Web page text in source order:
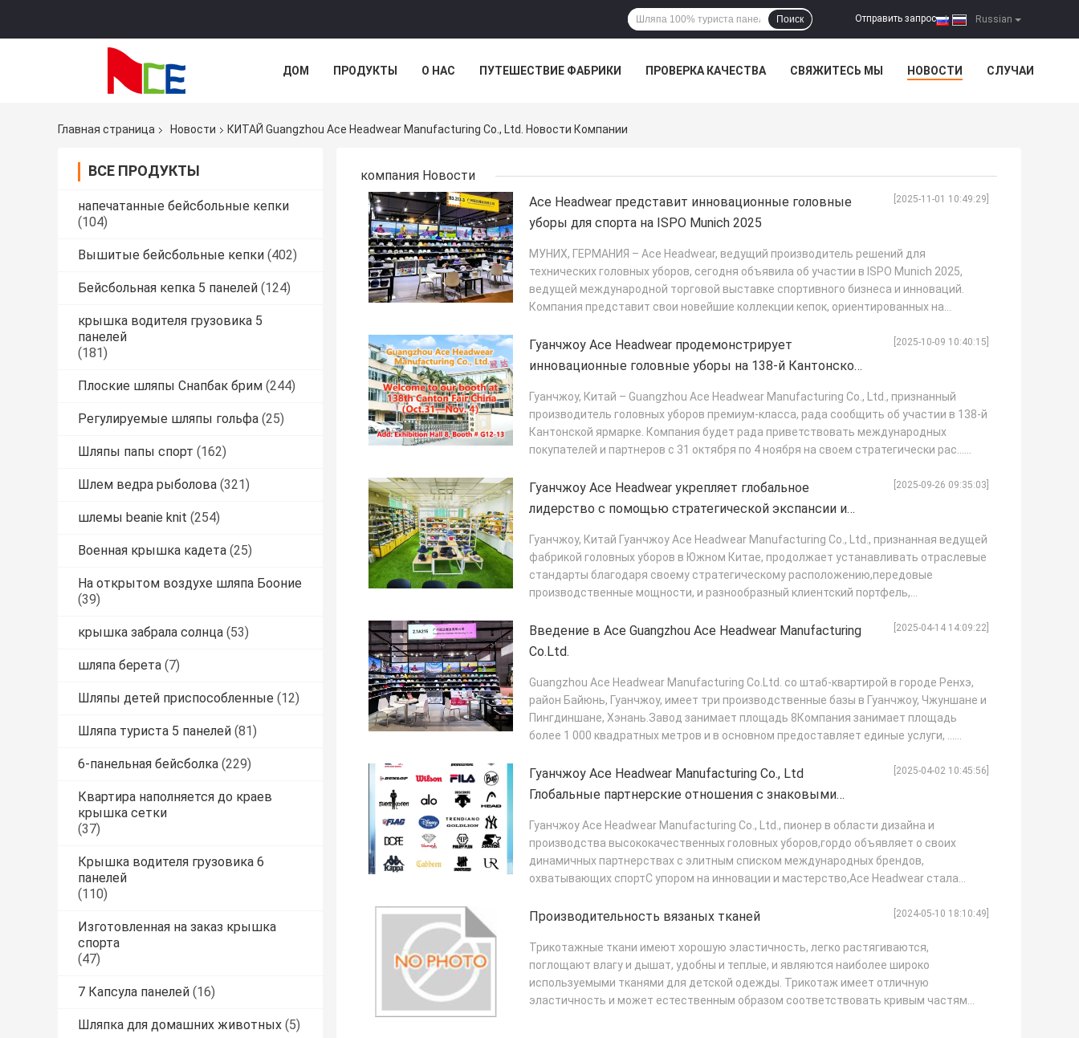
Russian
Отправить запрос |
Поиск
ДОМ ПРОДУКТЫ О НАС ПУТЕШЕСТВИЕ ФАБРИКИ ПРОВЕРКА КАЧЕСТВА СВЯЖИТЕСЬ МЫ НОВОСТИ СЛУЧАИ
Главная страница Новости КИТАЙ Guangzhou Ace Headwear Manufacturing Co., Ltd. Новости Компании
ВСЕ ПРОДУКТЫ
напечатанные бейсбольные кепки
(104)
Вышитые бейсбольные кепки (402)
Бейсбольная кепка 5 панелей (124)
крышка водителя грузовика 5
панелей
(181)
Плоские шляпы Снапбак брим (244)
Регулируемые шляпы гольфа (25)
Шляпы папы спорт (162)
Шлем ведра рыболова (321)
шлемы beanie knit (254)
Военная крышка кадета (25)
На открытом воздухе шляпа Бооние
(39)
крышка забрала солнца (53)
шляпа берета (7)
Шляпы детей приспособленные (12)
Шляпа туриста 5 панелей (81)
6-панельная бейсболка (229)
Квартира наполняется до краев
крышка сетки
(37)
Крышка водителя грузовика 6
панелей
(110)
Изготовленная на заказ крышка
спорта
(47)
7 Капсула панелей (16)
Шляпка для домашних животных (5)
компания Новости
Ace Headwear представит инновационные головные
уборы для спорта на ISPO Munich 2025
[2025-11-01 10:49:29]
МУНИХ, ГЕРМАНИЯ – Ace Headwear, ведущий производитель решений для
технических головных уборов, сегодня объявила об участии в ISPO Munich 2025,
ведущей международной торговой выставке спортивного бизнеса и инноваций.
Компания представит свои новейшие коллекции кепок, ориентированных на
Гуанчжоу Ace Headwear продемонстрирует
инновационные головные уборы на 138-й Кантонской
[2025-10-09 10:40:15]
Гуанчжоу, Китай – Guangzhou Ace Headwear Manufacturing Co., Ltd., признанный
производитель головных уборов премиум-класса, рада сообщить об участии в 138-й
Кантонской ярмарке. Компания будет рада приветствовать международных
покупателей и партнеров с 31 октября по 4 ноября на своем стратегически рас...
Гуанчжоу Ace Headwear укрепляет глобальное
лидерство с помощью стратегической экспансии и
[2025-09-26 09:35:03]
Гуанчжоу, Китай Гуанчжоу Ace Headwear Manufacturing Co., Ltd., признанная ведущей
фабрикой головных уборов в Южном Китае, продолжает устанавливать отраслевые
стандарты благодаря своему стратегическому расположению,передовые
производственные мощности, и разнообразный клиентский портфель,
Введение в Ace Guangzhou Ace Headwear Manufacturing
Co.Ltd.
[2025-04-14 14:09:22]
Guangzhou Ace Headwear Manufacturing Co.Ltd. со штаб-квартирой в городе Ренхэ,
район Байюнь, Гуанчжоу, имеет три производственные базы в Гуанчжоу, Чжуншане и
Пингдиншане, Хэнань.Завод занимает площадь 8Компания занимает площадь
более 1 000 квадратных метров и в основном предоставляет единые услуги, ...
Гуанчжоу Ace Headwear Manufacturing Co., Ltd
Глобальные партнерские отношения с знаковыми
[2025-04-02 10:45:56]
Гуанчжоу Ace Headwear Manufacturing Co., Ltd., пионер в области дизайна и
производства высококачественных головных уборов,гордо объявляет о своих
динамичных партнерствах с элитным списком международных брендов,
охватывающих спортС упором на инновации и мастерство,Ace Headwear стала
Производительность вязаных тканей [2024-05-10 18:10:49]
Трикотажные ткани имеют хорошую эластичность, легко растягиваются,
поглощают влагу и дышат, удобны и теплые, и являются наиболее широко
используемыми тканями для детской одежды. Трикотаж имеет отличную
эластичность и может естественным образом соответствовать кривым частям